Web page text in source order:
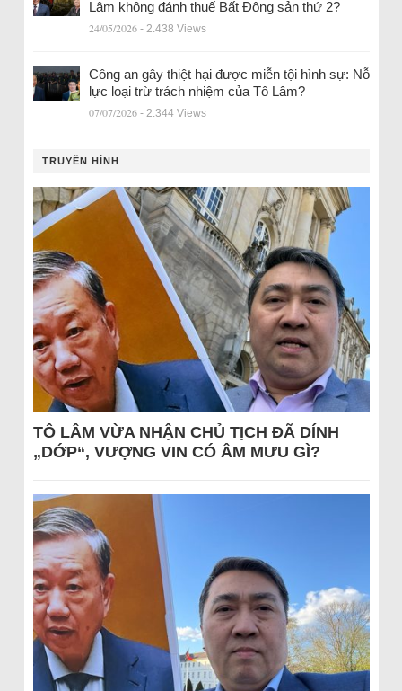
Lâm không đánh thuế Bất Động sản thứ 2?
24/05/2026 - 2.438 Views
Công an gây thiệt hại được miễn tội hình sự: Nỗ
lực loại trừ trách nhiệm của Tô Lâm?
07/07/2026 - 2.344 Views
TRUYỀN HÌNH
TÔ LÂM VỪA NHẬN CHỦ TỊCH ĐÃ DÍNH
„DỚP“, VƯỢNG VIN CÓ ÂM MƯU GÌ?